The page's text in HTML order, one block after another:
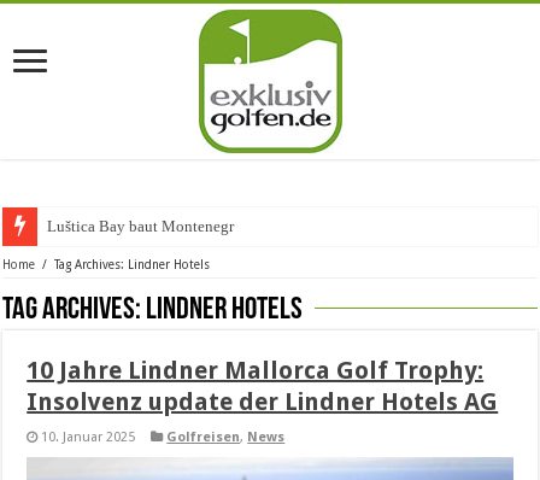
Luštica Bay baut Montenegros er
Home / Tag Archives: Lindner Hotels
Tag Archives: Lindner Hotels
10 Jahre Lindner Mallorca Golf Trophy:
Insolvenz update der Lindner Hotels AG
10. Januar 2025 Golfreisen, News